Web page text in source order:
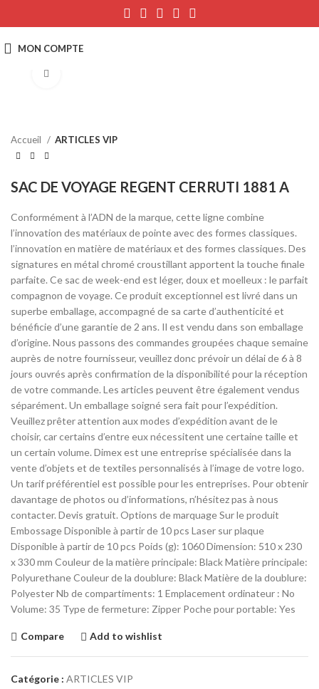
Accueil ARTICLES VIP
SAC DE VOYAGE REGENT CERRUTI 1881 A
Conformément à l’ADN de la marque, cette ligne combine
l’innovation des matériaux de pointe avec des formes classiques.
l’innovation en matière de matériaux et des formes classiques. Des
signatures en métal chromé croustillant apportent la touche finale
parfaite. Ce sac de week-end est léger, doux et moelleux : le parfait
compagnon de voyage. Ce produit exceptionnel est livré dans un
superbe emballage, accompagné de sa carte d’authenticité et
bénéficie d’une garantie de 2 ans. Il est vendu dans son emballage
d’origine. Nous passons des commandes groupées chaque semaine
auprès de notre fournisseur, veuillez donc prévoir un délai de 6 à 8
jours ouvrés après confirmation de la disponibilité pour la réception
de votre commande. Les articles peuvent être également vendus
séparément. Un emballage soigné sera fait pour l’expédition.
Veuillez prêter attention aux modes d’expédition avant de le
choisir, car certains d’entre eux nécessitent une certaine taille et
un certain volume. Dimex est une entreprise spécialisée dans la
vente d’objets et de textiles personnalisés à l’image de votre logo.
Un tarif préférentiel est possible pour les entreprises. Pour obtenir
davantage de photos ou d’informations, n’hésitez pas à nous
contacter. Devis gratuit. Options de marquage Sur le produit
Embossage Disponible à partir de 10 pcs Laser sur plaque
Disponible à partir de 10 pcs Poids (g): 1060 Dimension: 510 x 230
x 330 mm Couleur de la matière principale: Black Matière principale:
Polyurethane Couleur de la doublure: Black Matière de la doublure:
Polyester Nb de compartiments: 1 Emplacement ordinateur : No
Volume: 35 Type de fermeture: Zipper Poche pour portable: Yes
Compare Add to wishlist
Catégorie : ARTICLES VIP